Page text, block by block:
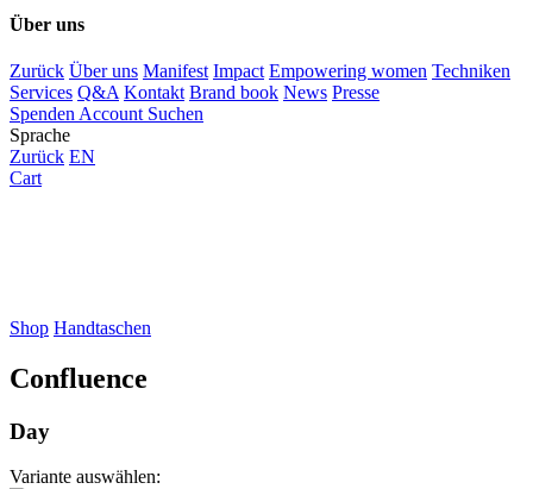
Über uns
Zurück Über uns Manifest Impact Empowering women Techniken
Services Q&A Kontakt Brand book News Presse
Spenden Account Suchen
Sprache
Zurück EN
Cart
Shop Handtaschen
Confluence
Day
Variante auswählen: